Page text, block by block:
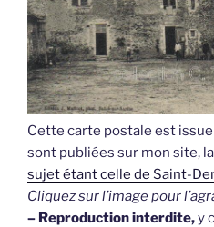
Cette carte postale est
sont publiées sur mon site,
sujet étant celle de Saint-
Cliquez sur l’image pour
– Reproduction interdite,y